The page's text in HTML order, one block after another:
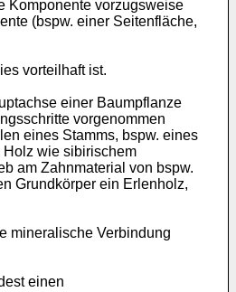
Komponente vorzugsweise
(bspw. einer Seitenfläche,
vorteilhaft ist.
einer Baumpflanze
vorgenommen
eines Stamms, bspw. eines
Holz wie sibirischem
am Zahnmaterial von bspw.
Grundkörper ein Erlenholz,
mineralische Verbindung
einen